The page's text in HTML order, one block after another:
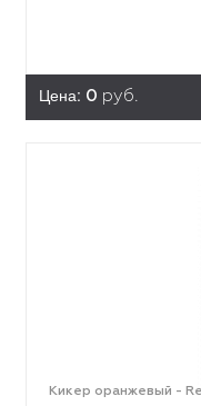
Цена: 0 руб.
Кикер оранжевый -